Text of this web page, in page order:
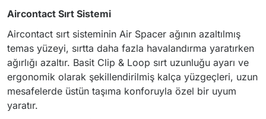
Aircontact Sırt Sistemi
Aircontact sırt sisteminin Air Spacer ağının azaltılmış
temas yüzeyi, sırtta daha fazla havalandırma yaratırken
ağırlığı azaltır. Basit Clip & Loop sırt uzunluğu ayarı ve
ergonomik olarak şekillendirilmiş kalça yüzgeçleri, uzun
mesafelerde üstün taşıma konforuyla özel bir uyum
yaratır.